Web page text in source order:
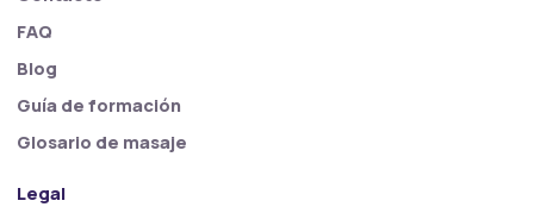
FAQ
Blog
Guía de formación
Glosario de masaje
Legal